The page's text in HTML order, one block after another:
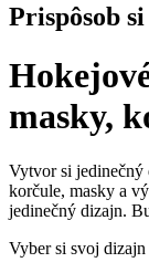
Prispôsob
masky,
Vytvor si jedinečný
korčule, masky a
jedinečný dizajn.
Vyber si svoj dizajn